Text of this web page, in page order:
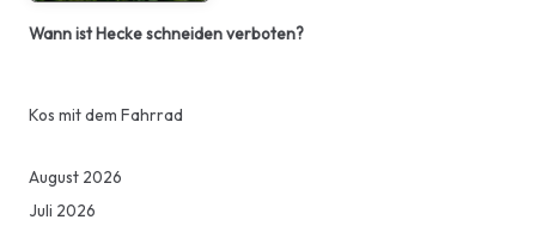
Wann ist Hecke schneiden verboten?
Kos mit dem Fahrrad
August 2026
Juli 2026